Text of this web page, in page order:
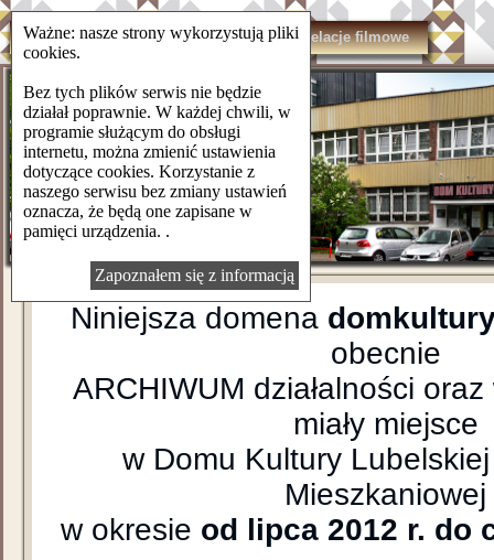
domkulturylsm.pl Kontakt Relacje filmowe
Niniejsza domena
obecnie
ARCHIWUM działalności
miały miejsce
w Domu Kultury Lubelskiej
Mieszkaniowej
w okresie od lipca 2012 r. do
Ważne: nasze strony wykorzystują pliki
cookies.
Bez tych plików serwis nie będzie
działał poprawnie. W każdej chwili, w
programie służącym do obsługi
internetu, można zmienić ustawienia
dotyczące cookies. Korzystanie z
naszego serwisu bez zmiany ustawień
oznacza, że będą one zapisane w
pamięci urządzenia. .
Zapoznałem się z informacją